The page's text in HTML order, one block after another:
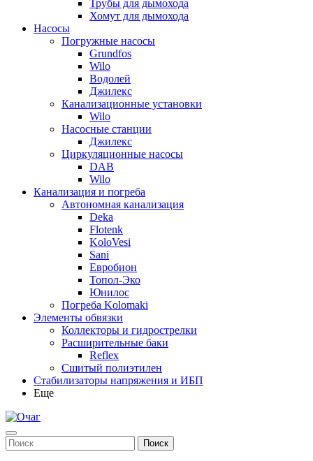
Трубы для дымохода
Хомут для дымохода
Насосы
Погружные насосы
Grundfos
Wilo
Водолей
Джилекс
Канализационные установки
Wilo
Насосные станции
Джилекс
Циркуляционные насосы
DAB
Wilo
Канализация и погреба
Автономная канализация
Deka
Flotenk
KoloVesi
Sani
Евробион
Топол-Эко
Юнилос
Погреба Kolomaki
Элементы обвязки
Коллекторы и гидрострелки
Расширительные баки
Reflex
Сшитый полиэтилен
Стабилизаторы напряжения и ИБП
Еще